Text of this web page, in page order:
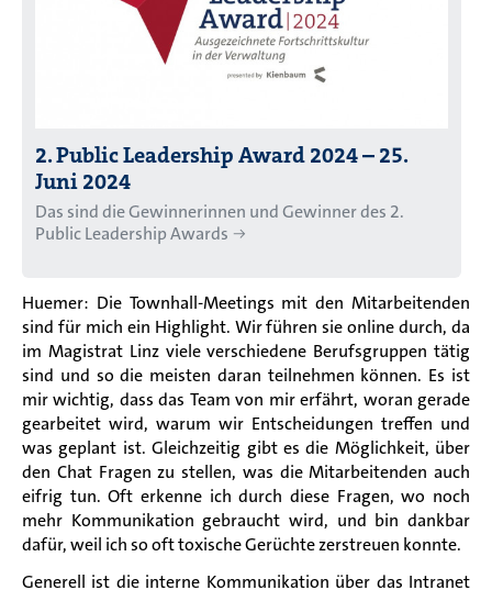
2. Public Leadership Award 2024 – 25.
Juni 2024
Das sind die Gewinnerinnen und Gewinner des 2.
Public Leadership Awards
Huemer: Die Townhall-Meetings mit den Mitarbeitenden
sind für mich ein Highlight. Wir führen sie online durch, da
im Magistrat Linz viele verschiedene Berufsgruppen tätig
sind und so die meisten daran teilnehmen können. Es ist
mir wichtig, dass das Team von mir erfährt, woran gerade
gearbeitet wird, warum wir Entscheidungen treffen und
was geplant ist. Gleichzeitig gibt es die Möglichkeit, über
den Chat Fragen zu stellen, was die Mitarbeitenden auch
eifrig tun. Oft erkenne ich durch diese Fragen, wo noch
mehr Kommunikation gebraucht wird, und bin dankbar
dafür, weil ich so oft toxische Gerüchte zerstreuen konnte.
Generell ist die interne Kommunikation über das Intranet